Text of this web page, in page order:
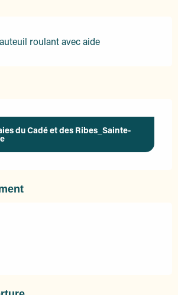
roulant avec aide
du Cadé et des Ribes_Sainte-